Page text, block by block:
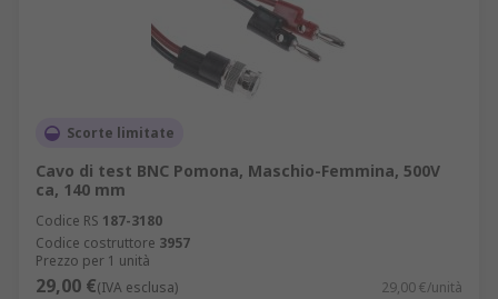
Scorte limitate
Cavo di test BNC Pomona, Maschio-Femmina, 500V
ca, 140 mm
Codice RS 187-3180
Codice costruttore 3957
Prezzo per 1 unità
29,00 €(IVA esclusa) 29,00 €/unità